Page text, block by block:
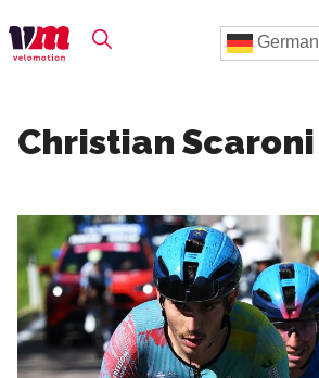
German
Christian Scaroni